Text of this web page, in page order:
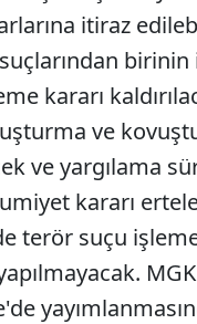
itiraz
birinin
kararı
ve
ve yargılama
kararı
terör suçu
MGK